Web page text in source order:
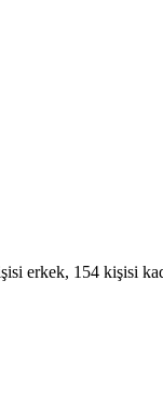
erkek, 154 kişisi